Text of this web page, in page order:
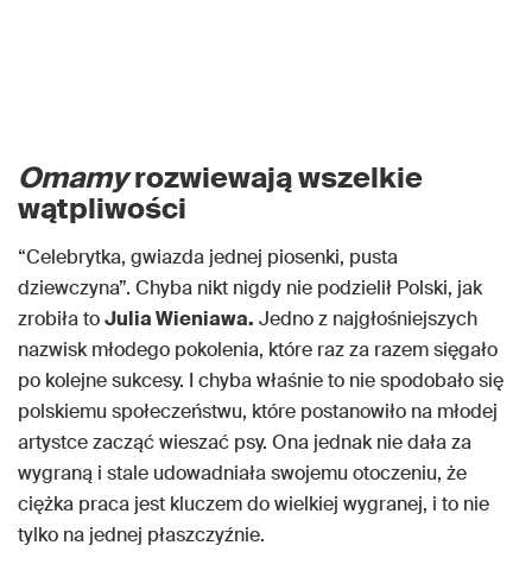
Omamyrozwiewają wszelkie
wątpliwości
“Celebrytka, gwiazda jednej piosenki, pusta
dziewczyna”. Chyba nikt nigdy nie podzielił Polski, jak
zrobiła toJulia Wieniawa. Jedno z najgłośniejszych
nazwisk młodego pokolenia, które raz za razem sięgało
po kolejne sukcesy. I chyba właśnie to nie spodobało się
polskiemu społeczeństwu, które postanowiło na młodej
artystce zacząć wieszać psy. Ona jednak nie dała za
wygraną i stale udowadniała swojemu otoczeniu, że
ciężka praca jest kluczem do wielkiej wygranej, i to nie
tylko na jednej płaszczyźnie.